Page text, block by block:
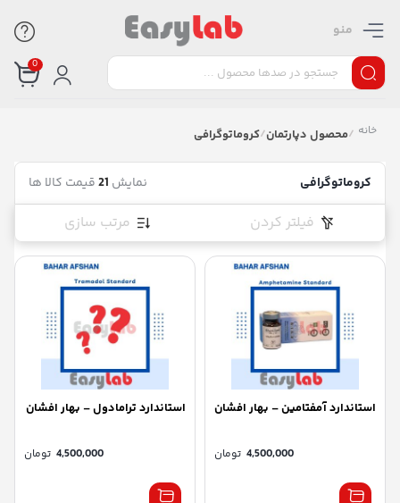
منو
0
خانه /محصول دپارتمان/کروماتوگرافی
کروماتوگرافی نمایش 21قیمت کالا ها
فیلتر کردن مرتب سازی
استاندارد آمفتامین – بهار افشان
4,500,000 تومان
استاندارد ترامادول – بهار افشان
4,500,000 تومان